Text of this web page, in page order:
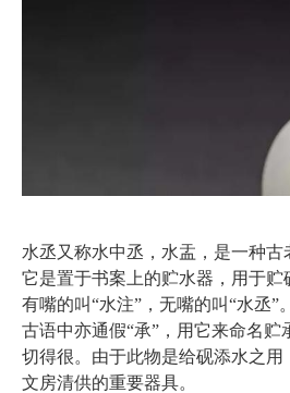
水丞又称水中丞，水盂，是一种古
它是置于书案上的贮水器，用于贮
有嘴的叫“水注”，无嘴的叫“水丞”
古语中亦通假“承”，用它来命名贮
切得很。由于此物是给砚添水之用
文房清供的重要器具。